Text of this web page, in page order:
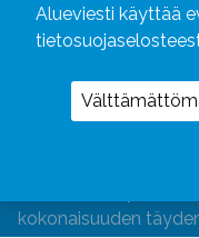
kokonaisuuden
Alueviesti käyttää